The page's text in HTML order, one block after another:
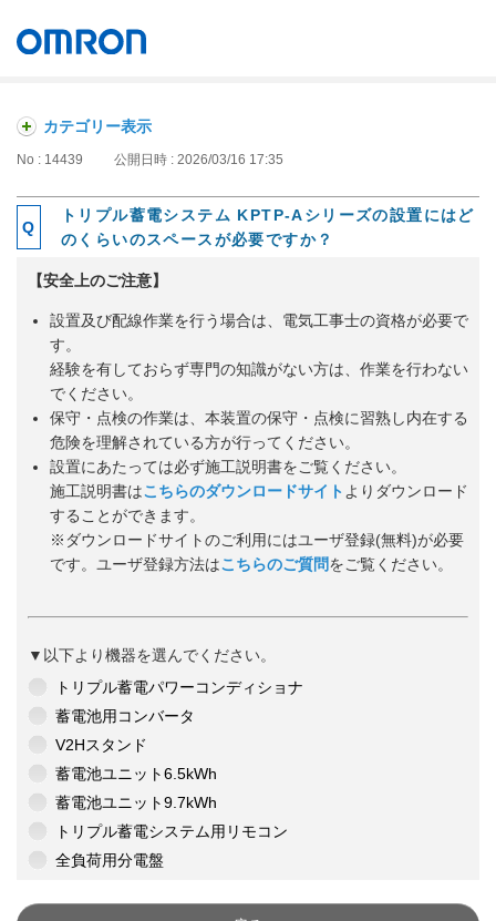
カテゴリー表示
No : 14439 公開日時 : 2026/03/16 17:35
トリプル蓄電システム KPTP-Aシリーズの設置にはど
のくらいのスペースが必要ですか？
【安全上のご注意】
設置及び配線作業を行う場合は、電気工事士の資格が必要で
す。
経験を有しておらず専門の知識がない方は、作業を行わない
でください。
保守・点検の作業は、本装置の保守・点検に習熟し内在する
危険を理解されている方が行ってください。
設置にあたっては必ず施工説明書をご覧ください。
施工説明書はこちらのダウンロードサイト よりダウンロード
することができます。
※ダウンロードサイトのご利用にはユーザ登録(無料)が必要
です。ユーザ登録方法はこちらのご質問をご覧ください。
▼以下より機器を選んでください。
トリプル蓄電パワーコンディショナ
蓄電池用コンバータ
V2Hスタンド
蓄電池ユニット6.5kWh
蓄電池ユニット9.7kWh
トリプル蓄電システム用リモコン
全負荷用分電盤